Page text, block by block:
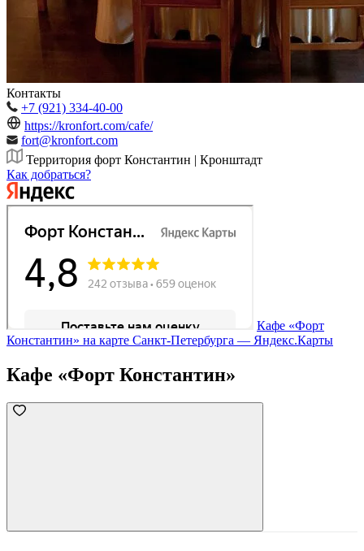
Контакты
+7 (921) 334-40-00
https://kronfort.com/cafe/
fort@kronfort.com
Территория форт Константин | Кронштадт
Как добраться?
Кафе «Форт
Константин» на карте Санкт‑Петербурга — Яндекс.Карты
Кафе «Форт Константин»